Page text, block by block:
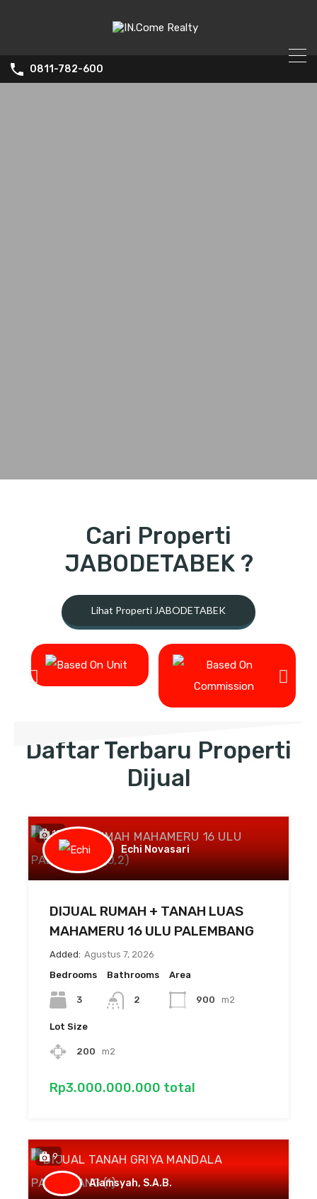
0811-782-600
Cari Properti
JABODETABEK ?
Lihat Properti JABODETABEK
Daftar Terbaru Properti
Dijual
10
Echi Novasari
DIJUAL RUMAH + TANAH LUAS
MAHAMERU 16 ULU PALEMBANG
Added: Agustus 7, 2026
Bedrooms
3
Bathrooms
2
Area
900 m2
Lot Size
200 m2
Rp3.000.000.000 total
9
Alamsyah, S.A.B.